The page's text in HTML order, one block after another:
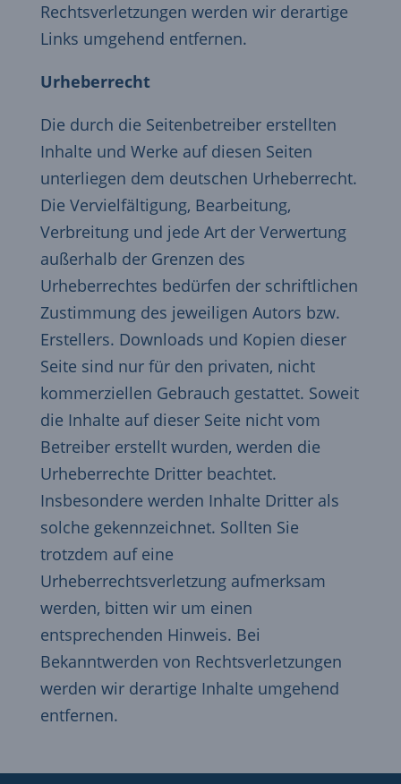
Rechtsverletzungen werden wir derartige
Links umgehend entfernen.
Urheberrecht
Die durch die Seitenbetreiber erstellten
Inhalte und Werke auf diesen Seiten
unterliegen dem deutschen Urheberrecht.
Die Vervielfältigung, Bearbeitung,
Verbreitung und jede Art der Verwertung
außerhalb der Grenzen des
Urheberrechtes bedürfen der schriftlichen
Zustimmung des jeweiligen Autors bzw.
Erstellers. Downloads und Kopien dieser
Seite sind nur für den privaten, nicht
kommerziellen Gebrauch gestattet. Soweit
die Inhalte auf dieser Seite nicht vom
Betreiber erstellt wurden, werden die
Urheberrechte Dritter beachtet.
Insbesondere werden Inhalte Dritter als
solche gekennzeichnet. Sollten Sie
trotzdem auf eine
Urheberrechtsverletzung aufmerksam
werden, bitten wir um einen
entsprechenden Hinweis. Bei
Bekanntwerden von Rechtsverletzungen
werden wir derartige Inhalte umgehend
entfernen.